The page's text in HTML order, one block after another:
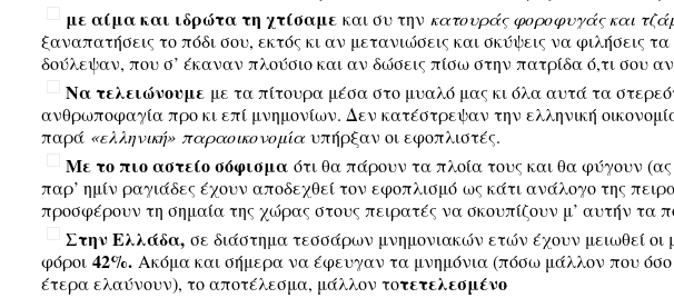
με αίμα και ιδρώτα τη χτίσαμεκαι συ την κατουράς φοροφυγάς και
ξαναπατήσεις το πόδι σου, εκτός κι αν μετανιώσεις και σκύψεις να φιλήσεις
δούλεψαν, που σ’ έκαναν πλούσιο και αν δώσεις πίσω στην πατρίδα ό,τι σου
Να τελειώνουμεμε τα πίτουρα μέσα στο μυαλό μας κι όλα αυτά τα
ανθρωποφαγία προ κι επί μνημονίων. Δεν κατέστρεψαν την ελληνική
παρά «ελληνική» παραοικονομίαυπήρξαν οι εφοπλιστές.
Με το πιο αστείο σόφισμαότι θα πάρουν τα πλοία τους και θα φύγουν
παρ’ ημίν ραγιάδες έχουν αποδεχθεί τον εφοπλισμό ως κάτι ανάλογο της
προσφέρουν τη σημαία της χώρας στους πειρατές να σκουπίζουν μ’ αυτήν τα
Στην Ελλάδα,σε διάστημα τεσσάρων μνημονιακών ετών έχουν μειωθεί οι
φόροι 42%.Ακόμα και σήμερα να έφευγαν τα μνημόνια (πόσω μάλλον που όσο
έτερα ελαύνουν), το αποτέλεσμα, μάλλον τοτετελεσμένο